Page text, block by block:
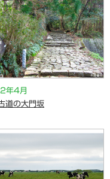
年4月
道の大門坂